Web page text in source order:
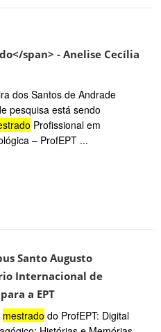
span> - Anelise Cecília
dos Santos de Andrade
pesquisa está sendo
Profissional em
– ProfEPT ...
Santo Augusto
Internacional de
a EPT
mestrado do ProfEPT: Digital